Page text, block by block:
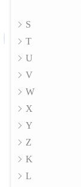
S
T
U
V
W
X
Y
Z
K
L